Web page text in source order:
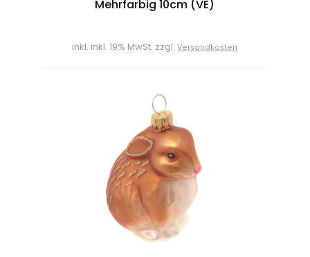
Mehrfarbig 10cm (VE)
inkl. inkl. 19% MwSt. zzgl.Versandkosten